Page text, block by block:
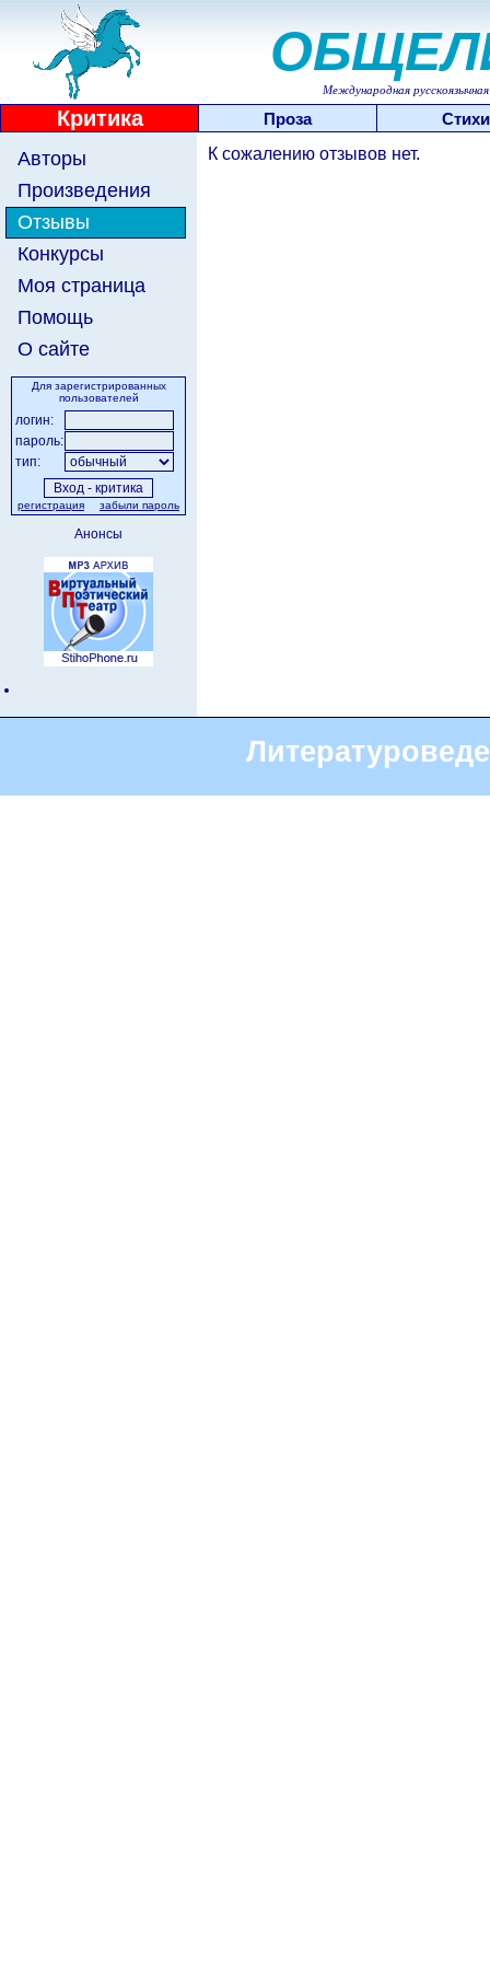
Международная
Критика Проза Стихи
Авторы
Произведения
Отзывы
Конкурсы
Моя страница
Помощь
О сайте
Для зарегистрированных
пользователей
логин:
пароль:
тип:
регистрация забыли пароль
Анонсы
К сожалению отзывов нет.